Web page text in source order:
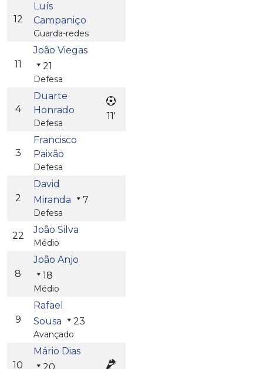
12
Luís
Campaniço
Guarda-redes
11
João Viegas
21
Defesa
4
Duarte
Honrado
Defesa
11'
3
Francisco
Paixão
Defesa
2
David
Miranda
7
Defesa
22
João Silva
Médio
8
João Anjo
18
Médio
9
Rafael
Sousa
23
Avançado
10
Mário Dias